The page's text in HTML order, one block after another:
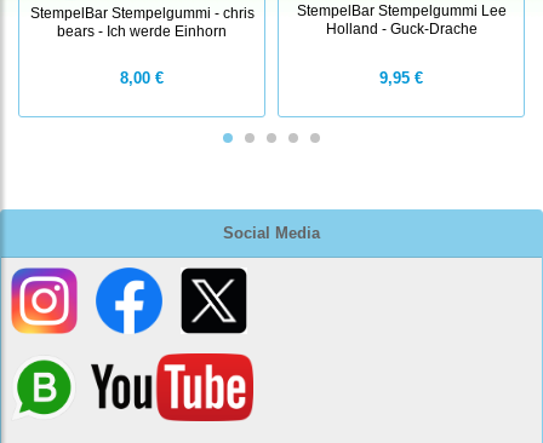
Social Media
StempelBar Stempelgummi - chris
bears - Ich werde Einhorn
8,00 €
StempelBar Stempelgummi Lee
Holland - Guck-Drache
9,95 €